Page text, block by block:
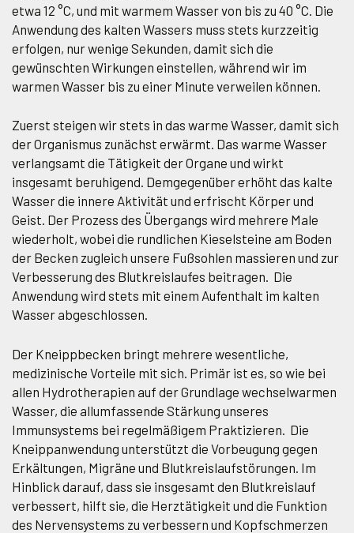
etwa 12 °C, und mit warmem Wasser von bis zu 40 °C. Die
Anwendung des kalten Wassers muss stets kurzzeitig
erfolgen, nur wenige Sekunden, damit sich die
gewünschten Wirkungen einstellen, während wir im
warmen Wasser bis zu einer Minute verweilen können.
Zuerst steigen wir stets in das warme Wasser, damit sich
der Organismus zunächst erwärmt. Das warme Wasser
verlangsamt die Tätigkeit der Organe und wirkt
insgesamt beruhigend. Demgegenüber erhöht das kalte
Wasser die innere Aktivität und erfrischt Körper und
Geist. Der Prozess des Übergangs wird mehrere Male
wiederholt, wobei die rundlichen Kieselsteine am Boden
der Becken zugleich unsere Fußsohlen massieren und zur
Verbesserung des Blutkreislaufes beitragen. Die
Anwendung wird stets mit einem Aufenthalt im kalten
Wasser abgeschlossen.
Der Kneippbecken bringt mehrere wesentliche,
medizinische Vorteile mit sich. Primär ist es, so wie bei
allen Hydrotherapien auf der Grundlage wechselwarmen
Wasser, die allumfassende Stärkung unseres
Immunsystems bei regelmäßigem Praktizieren. Die
Kneippanwendung unterstützt die Vorbeugung gegen
Erkältungen, Migräne und Blutkreislaufstörungen. Im
Hinblick darauf, dass sie insgesamt den Blutkreislauf
verbessert, hilft sie, die Herztätigkeit und die Funktion
des Nervensystems zu verbessern und Kopfschmerzen